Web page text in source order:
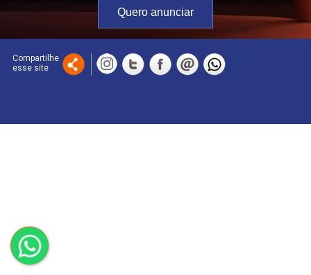
Quero anunciar
Compartilhe
esse site